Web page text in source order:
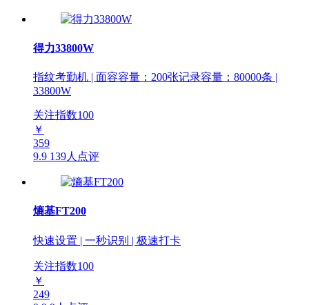
得力33800W
指纹考勤机 | 面容容量：200张记录容量：80000条 |
33800W
关注指数100
￥
359
9.9 139人点评
熵基FT200
快速设置 | 一秒识别 | 极速打卡
关注指数100
￥
249